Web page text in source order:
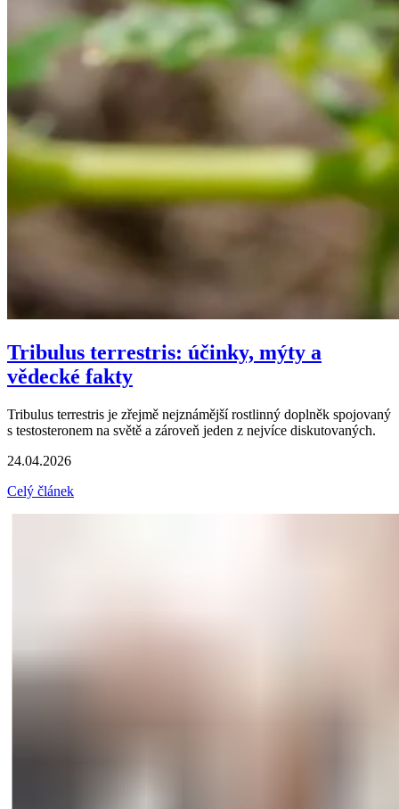
Tribulus terrestris: účinky, mýty a
vědecké fakty
Tribulus terrestris je zřejmě nejznámější rostlinný doplněk spojovaný
s testosteronem na světě a zároveň jeden z nejvíce diskutovaných.
24.04.2026
Celý článek